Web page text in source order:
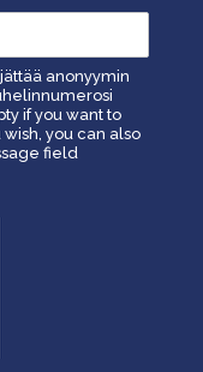
anonyymin
if you want to
you can also
field